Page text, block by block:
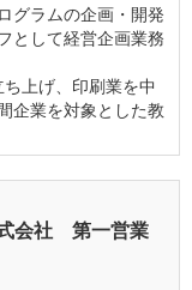
グラムの企画・開発
として経営企画業務
上げ、印刷業を中
企業を対象とした教
式会社 第一営業